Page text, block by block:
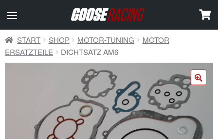
START SHOP MOTOR-TUNING
MOTOR
ERSATZTEILE
DICHTSATZ AM6